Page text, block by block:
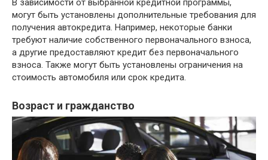
В зависимости от выбранной кредитной программы,
могут быть установлены дополнительные требования для
получения автокредита. Например, некоторые банки
требуют наличие собственного первоначального взноса,
а другие предоставляют кредит без первоначального
взноса. Также могут быть установлены ограничения на
стоимость автомобиля или срок кредита.
Возраст и гражданство